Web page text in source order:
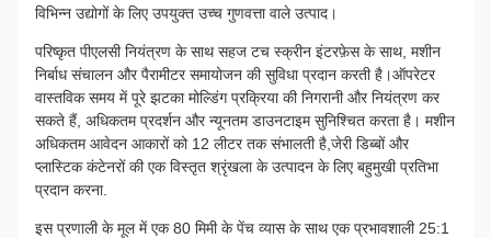
विभिन्न उद्योगों के लिए उपयुक्त उच्च गुणवत्ता वाले उत्पाद।
परिष्कृत पीएलसी नियंत्रण के साथ सहज टच स्क्रीन इंटरफ़ेस के साथ, मशीन
निर्बाध संचालन और पैरामीटर समायोजन की सुविधा प्रदान करती है।ऑपरेटर
वास्तविक समय में पूरे झटका मोल्डिंग प्रक्रिया की निगरानी और नियंत्रण कर
सकते हैं, अधिकतम प्रदर्शन और न्यूनतम डाउनटाइम सुनिश्चित करता है। मशीन
अधिकतम आवेदन आकारों को 12 लीटर तक संभालती है,जेरी डिब्बों और
प्लास्टिक कंटेनरों की एक विस्तृत श्रृंखला के उत्पादन के लिए बहुमुखी प्रतिभा
प्रदान करना.
इस प्रणाली के मूल में एक 80 मिमी के पेंच व्यास के साथ एक प्रभावशाली 25:1